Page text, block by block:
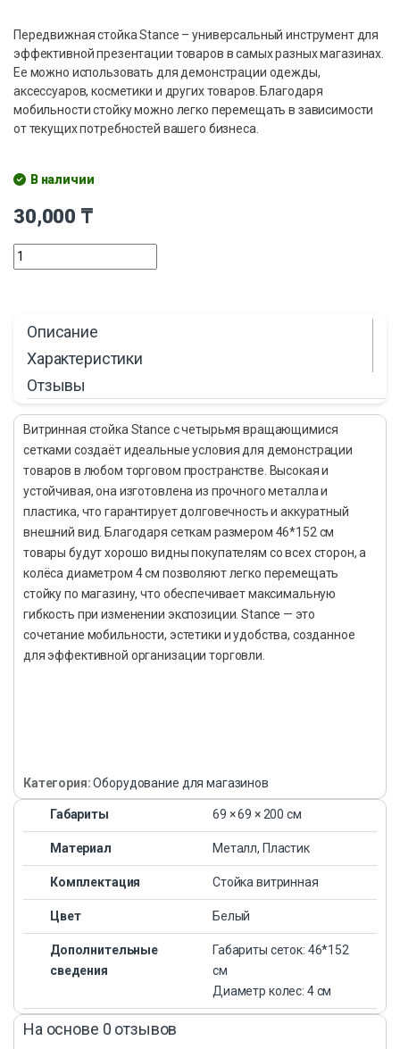
Передвижная стойка Stance – универсальный инструмент для
эффективной презентации товаров в самых разных магазинах.
Ее можно использовать для демонстрации одежды,
аксессуаров, косметики и других товаров. Благодаря
мобильности стойку можно легко перемещать в зависимости
от текущих потребностей вашего бизнеса.
В наличии
30,000 ₸
Описание
Характеристики
Отзывы
Витринная стойка Stance с четырьмя вращающимися
сетками создаёт идеальные условия для демонстрации
товаров в любом торговом пространстве. Высокая и
устойчивая, она изготовлена из прочного металла и
пластика, что гарантирует долговечность и аккуратный
внешний вид. Благодаря сеткам размером 46*152 см
товары будут хорошо видны покупателям со всех сторон, а
колёса диаметром 4 см позволяют легко перемещать
стойку по магазину, что обеспечивает максимальную
гибкость при изменении экспозиции. Stance — это
сочетание мобильности, эстетики и удобства, созданное
для эффективной организации торговли.
Категория:Оборудование для магазинов
Габариты 69 × 69 × 200 см
Материал Металл, Пластик
Комплектация Стойка витринная
Цвет Белый
Дополнительные
сведения
Габариты сеток: 46*152
см
Диаметр колес: 4 см
На основе 0 отзывов